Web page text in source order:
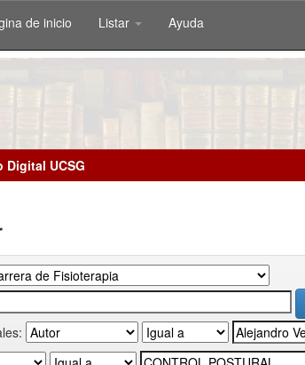
de inicio Listar Ayuda
Digital UCSG